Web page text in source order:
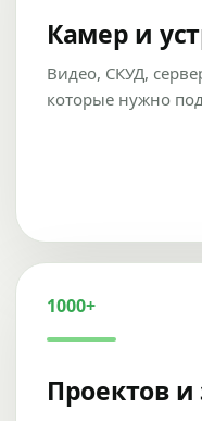
Камер и
Видео, СКУД,
которые нужно
1000+
Проектов и